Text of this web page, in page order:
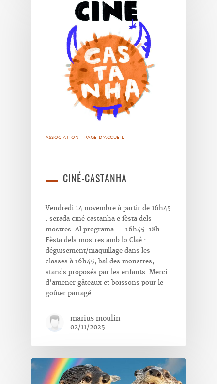
ASSOCIATION PAGE D'ACCUEIL
CINÉ-CASTANHA
Vendredi 14 novembre à partir de 16h45
: serada ciné castanha e fèsta dels
mostres Al programa : - 16h45-18h :
Fèsta dels mostres amb lo Claé :
déguisement/maquillage dans les
classes à 16h45, bal des monstres,
stands proposés par les enfants. Merci
d'amener gâteaux et boissons pour le
goûter partagé.…
marius moulin
02/11/2025